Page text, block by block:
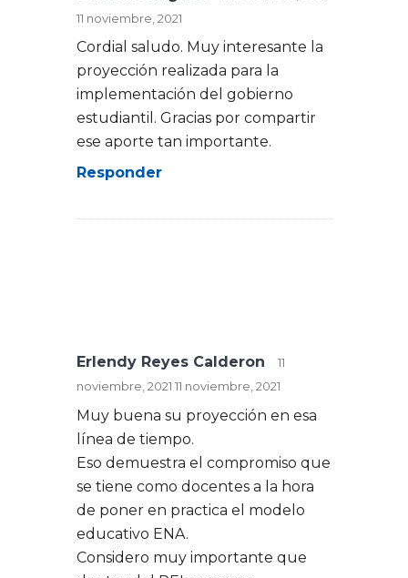
11 noviembre, 2021
Cordial saludo. Muy interesante la
proyección realizada para la
implementación del gobierno
estudiantil. Gracias por compartir
ese aporte tan importante.
Responder
Erlendy Reyes Calderon
11
noviembre, 2021 11 noviembre, 2021
Muy buena su proyección en esa
línea de tiempo.
Eso demuestra el compromiso que
se tiene como docentes a la hora
de poner en practica el modelo
educativo ENA.
Considero muy importante que